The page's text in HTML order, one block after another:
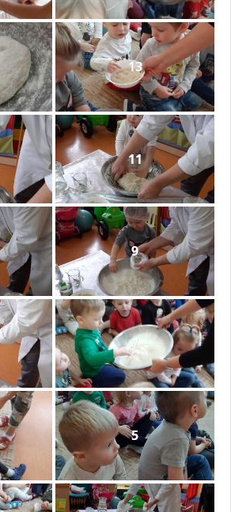
13
11
9
7
5